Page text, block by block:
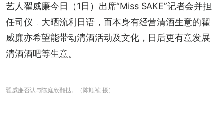
艺人翟威廉今日（1日）出席“Miss SAKE”记者会并担
任司仪，大晒流利日语，而本身有经营清酒生意的翟
威廉亦希望能带动清酒活动及文化，日后更有意发展
清酒酒吧等生意。
翟威廉否认与陈庭欣翻挞。（陈顺祯 摄）